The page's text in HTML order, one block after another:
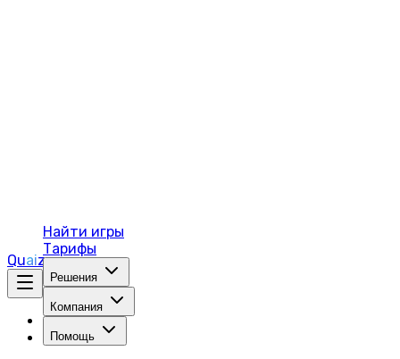
Quaize
Найти игры
Тарифы
Решения
Компания
Помощь